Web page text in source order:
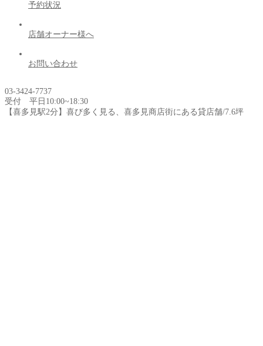
予約状況
店舗オーナー様へ
お問い合わせ
03-3424-7737
受付 平日10:00~18:30
【喜多見駅2分】喜び多く見る、喜多見商店街にある貸店舗/7.6坪